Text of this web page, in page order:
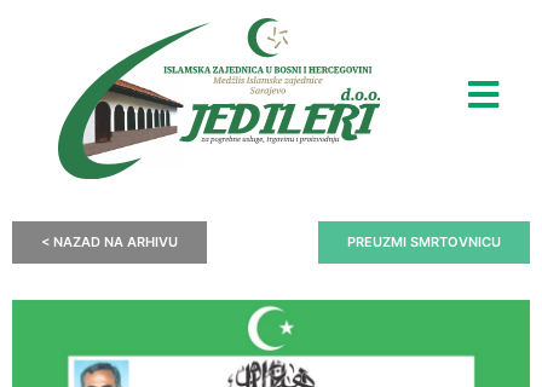
< NAZAD NA ARHIVU PREUZMI SMRTOVNICU